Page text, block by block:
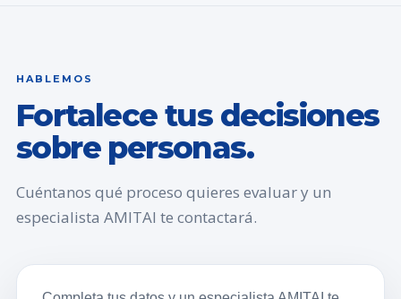
HABLEMOS
Fortalece tus decisiones
sobre personas.
Cuéntanos qué proceso quieres evaluar y un
especialista AMITAI te contactará.